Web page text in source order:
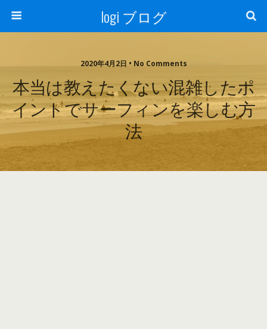
logi ブログ
2020年4月2日 • No Comments
本当は教えたくない混雑したポ
イントでサーフィンを楽しむ方
法